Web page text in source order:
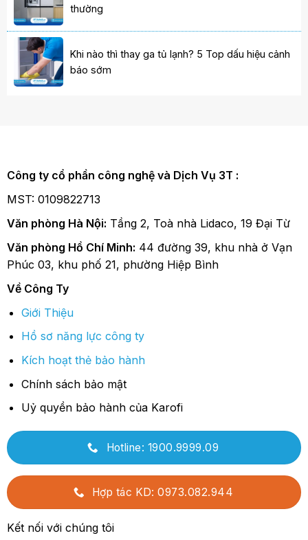
thường
Khi nào thì thay ga tủ lạnh? 5 Top dấu hiệu cảnh
báo sớm
Công ty cổ phần công nghệ và Dịch Vụ 3T :
MST: 0109822713
Văn phòng Hà Nội: Tầng 2, Toà nhà Lidaco, 19 Đại Từ
Văn phòng Hồ Chí Minh: 44 đường 39, khu nhà ở Vạn
Phúc 03, khu phố 21, phường Hiệp Bình
Về Công Ty
Giới Thiệu
Hồ sơ năng lực công ty
Kích hoạt thẻ bảo hành
Chính sách bảo mật
Uỷ quyền bảo hành của Karofi
Hotline: 1900.9999.09
Hợp tác KD: 0973.082.944
Kết nối với chúng tôi